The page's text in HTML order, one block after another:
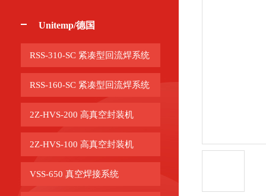
Unitemp/德国
RSS-310-SC 紧凑型回流焊系统
RSS-160-SC 紧凑型回流焊系统
2Z-HVS-200 高真空封装机
2Z-HVS-100 高真空封装机
VSS-650 真空焊接系统